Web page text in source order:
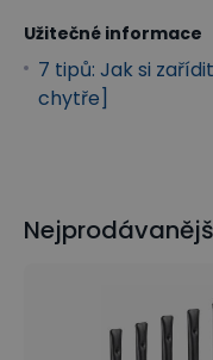
Užitečné informace
7 tipů: Jak si
chytře]